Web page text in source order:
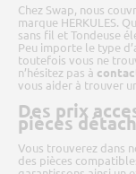
Chez Swap, nous
marque HERKULES.
sans fil et Tondeuse
Peu importe le type
toutefois vous ne
n’hésitez pas à
vous aider à trouver
Des prix
pièces
Vous trouverez dans
des pièces